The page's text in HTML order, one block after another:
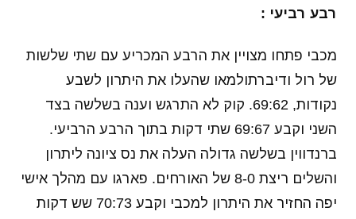
רבע רביעי :
מכבי פתחו מצויין את הרבע המכריע עם שתי שלשות
של רול ודיברתולמאו שהעלו את היתרון לשבע
נקודות, 69:62. קוק לא התרגש וענה בשלשה בצד
השני וקבע 69:67 שתי דקות בתוך הרבע הרביעי.
ברנדווין בשלשה גדולה העלה את נס ציונה ליתרון
והשלים ריצת 8-0 של האורחים. פארגו עם מהלך אישי
יפה החזיר את היתרון למכבי וקבע 70:73 שש דקות